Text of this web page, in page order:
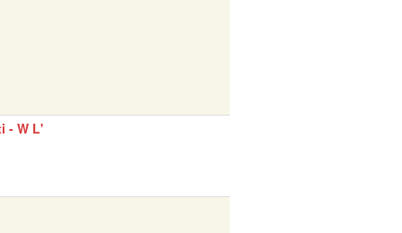
- W L'